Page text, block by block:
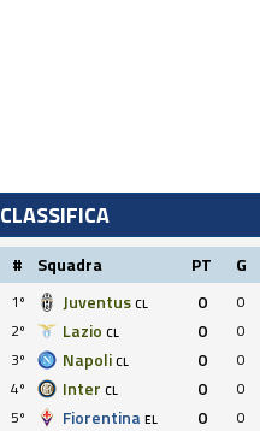
CLASSIFICA
# Squadra PT G
1º Juventus CL 0 0
2º
Lazio CL 0 0
3º
Napoli CL 0 0
4º
Inter CL 0 0
5º
Fiorentina EL 0 0